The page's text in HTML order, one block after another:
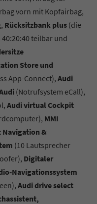
vorn mit Kopfairbag,
Rücksitzbank plus (die
teilbar und
Store und
App-Connect), Audi
(Notrufsystem eCall),
Audi virtual Cockpit
MMI
Navigation &
(10 Lautsprecher
Digitaler
Navigationssystem
Audi drive select